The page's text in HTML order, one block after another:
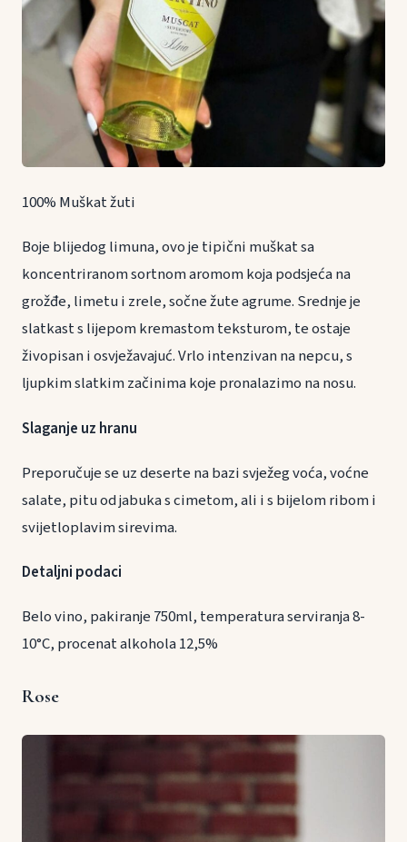
100% Muškat žuti
Boje blijedog limuna, ovo je tipični muškat sa
koncentriranom sortnom aromom koja podsjeća na
grožđe, limetu i zrele, sočne žute agrume. Srednje je
slatkast s lijepom kremastom teksturom, te ostaje
živopisan i osvježavajuć. Vrlo intenzivan na nepcu, s
ljupkim slatkim začinima koje pronalazimo na nosu.
Slaganje uz hranu
Preporučuje se uz deserte na bazi svježeg voća, voćne
salate, pitu od jabuka s cimetom, ali i s bijelom ribom i
svijetloplavim sirevima.
Detaljni podaci
Belo vino, pakiranje 750ml, temperatura serviranja 8-
10°C, procenat alkohola 12,5%
Rose